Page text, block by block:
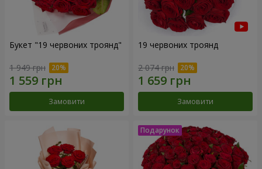
Букет "19 червоних троянд"
1 949 грн
Замовити
19 червоних троянд
2 074 грн
Замовити